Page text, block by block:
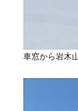
車窓から岩木